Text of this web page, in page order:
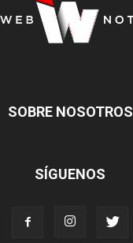
SOBRE NOSOTROS
SÍGUENOS